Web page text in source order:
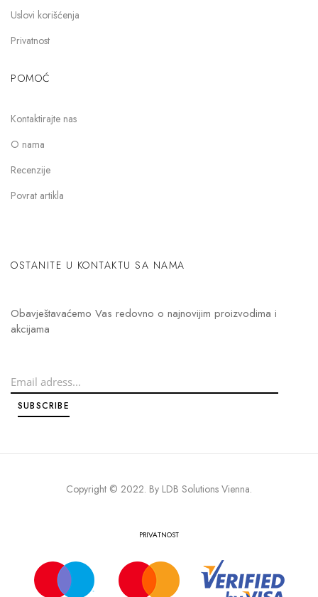
Uslovi korišćenja
Privatnost
POMOĆ
Kontaktirajte nas
O nama
Recenzije
Povrat artikla
OSTANITE U KONTAKTU SA NAMA
Obavještavaćemo Vas redovno o najnovijim proizvodima i
akcijama
Copyright © 2022. By LDB Solutions Vienna.
PRIVATNOST